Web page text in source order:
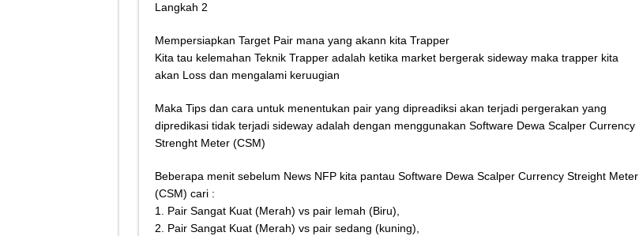
Langkah 2
Mempersiapkan Target Pair mana yang akann kita Trapper
Kita tau kelemahan Teknik Trapper adalah ketika market bergerak sideway maka trapper kita
akan Loss dan mengalami keruugian
Maka Tips dan cara untuk menentukan pair yang dipreadiksi akan terjadi pergerakan yang
dipredikasi tidak terjadi sideway adalah dengan menggunakan Software Dewa Scalper Currency
Strenght Meter (CSM)
Beberapa menit sebelum News NFP kita pantau Software Dewa Scalper Currency Streight Meter
(CSM) cari :
1. Pair Sangat Kuat (Merah) vs pair lemah (Biru),
2. Pair Sangat Kuat (Merah) vs pair sedang (kuning),